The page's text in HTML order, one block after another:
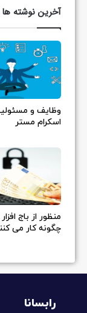
آخرین نوشته ها
وظایف و
اسکرام مستر
منظور از باج
چگونه کار می
رابسانا